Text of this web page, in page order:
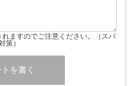
ますのでご注意ください。（スパ
策）